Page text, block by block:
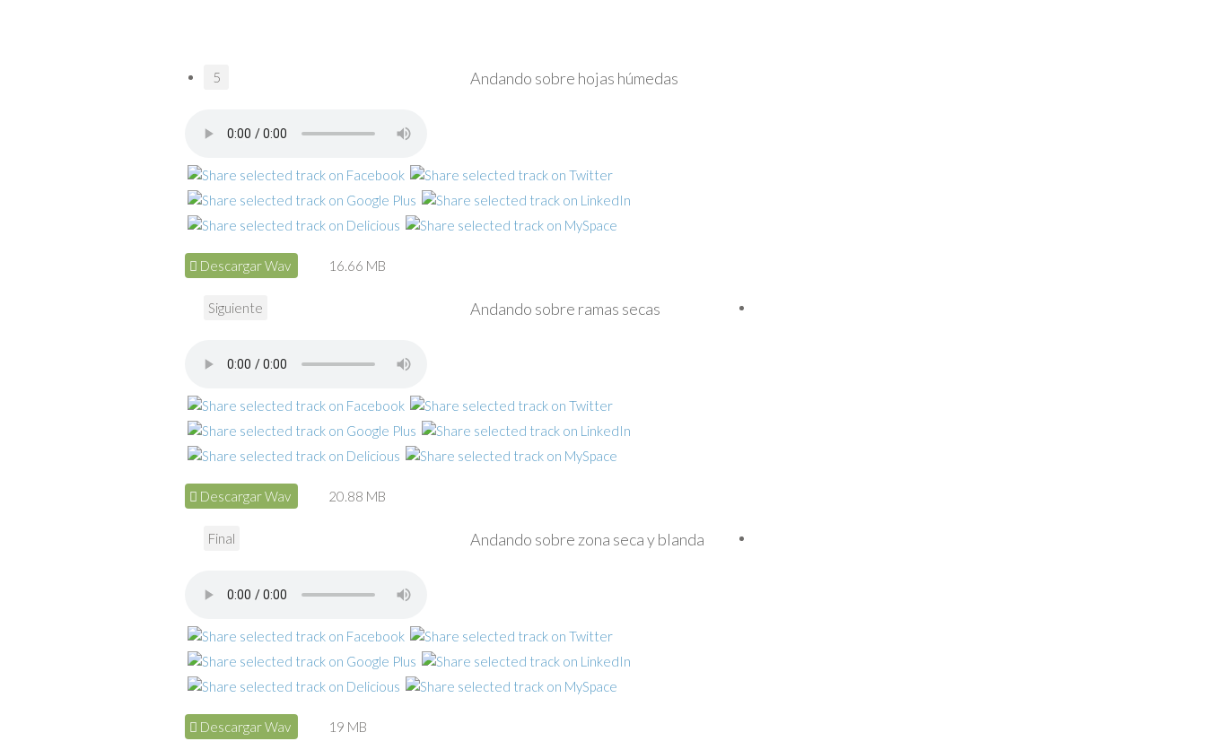
Andando sobre hojas húmedas
Descargar Wav 16.66 MB
Andando sobre ramas secas
Descargar Wav 20.88 MB
Andando sobre zona seca y blanda
Descargar Wav 19 MB
5
Siguiente
Final